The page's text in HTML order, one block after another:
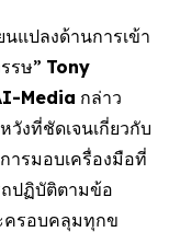
แปลงด้านการเข้า
รษ” Tony
Media กล่าว
งที่ชัดเจนเกี่ยวกับ
ารมอบเครื่องมือที่
ปฏิบัติตามข้อ
ครอบคลุมทุกข